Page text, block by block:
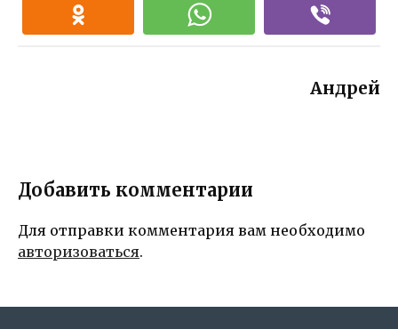
Андрей
Добавить комментарии
Для отправки комментария вам необходимо
авторизоваться.